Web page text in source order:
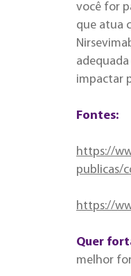
você for
que atua
impactar
Fontes:
https://
publicas/
https://
Quer
melhor